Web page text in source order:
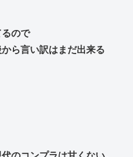
ので
ら言い訳はまだ出来る